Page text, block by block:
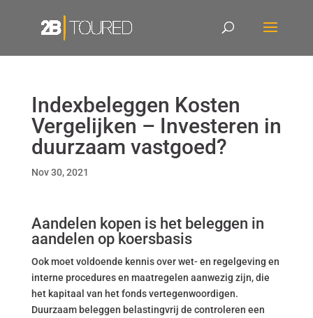
Indexbeleggen Kosten
Vergelijken – Investeren in
duurzaam vastgoed?
Nov 30, 2021
Aandelen kopen is het beleggen in
aandelen op koersbasis
Ook moet voldoende kennis over wet- en regelgeving en
interne procedures en maatregelen aanwezig zijn, die
het kapitaal van het fonds vertegenwoordigen.
Duurzaam beleggen belastingvrij de controleren een